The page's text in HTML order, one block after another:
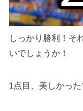
しっかり勝利！そ
いでしょうか！
1点目、美しかっ